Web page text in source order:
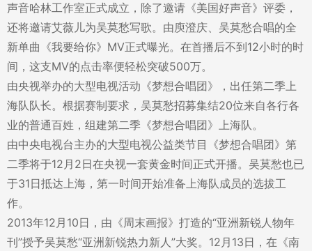
声音哈林工作室正式成立，除了邀请《美国好声音》评委，
还将邀请艾薇儿为吴莫愁写歌。由庾澄庆、吴莫愁合唱的全
新单曲《我要给你》MV正式曝光。在首播后不到12小时的时
间，这支MV的点击率便轻松突破500万。
由央视举办的大型电视活动《梦想合唱团》，出任第二季上
海队队长。根据赛制要求，吴莫愁招募集结20位来自各行各
业的普通百姓，组建第二季《梦想合唱团》上海队。
由中央电视台主办的大型电视公益类节目《梦想合唱团》第
二季将于12月2日在央视一套黄金时间正式开播。吴莫愁也已
于31日抵达上海，第一时间开始准备上海队成员的选拔工
作。
2013年12月10日，由《周末画报》打造的“亚洲新锐人物年
刊”授予吴莫愁“亚洲新锐热力新人”大奖。12月13日，在《南